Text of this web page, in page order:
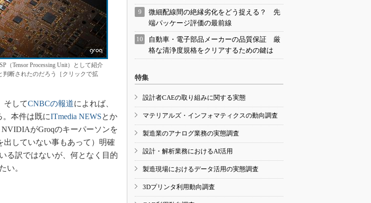
（Tensor Processing Unit）として紹介
断されたのだろう［クリックで拡
そしてCNBCの報道によれば、
。本件は既にITmedia NEWSとか
がGroqのキーパーソンを
していない事もあって）明確
る訳ではないが、何となく目的
い。
微細配線間の絶縁劣化をどう捉える？ 先
端パッケージ評価の最前線
自動車・電子部品メーカーの品質保証 厳
格な清浄度規格をクリアするための鍵は
特集
設計者CAEの取り組みに関する実態
マテリアルズ・インフォマティクスの動向調査
製造業のアナログ業務の実態調査
設計・解析業務におけるAI活用
製造現場におけるデータ活用の実態調査
3Dプリンタ利用動向調査